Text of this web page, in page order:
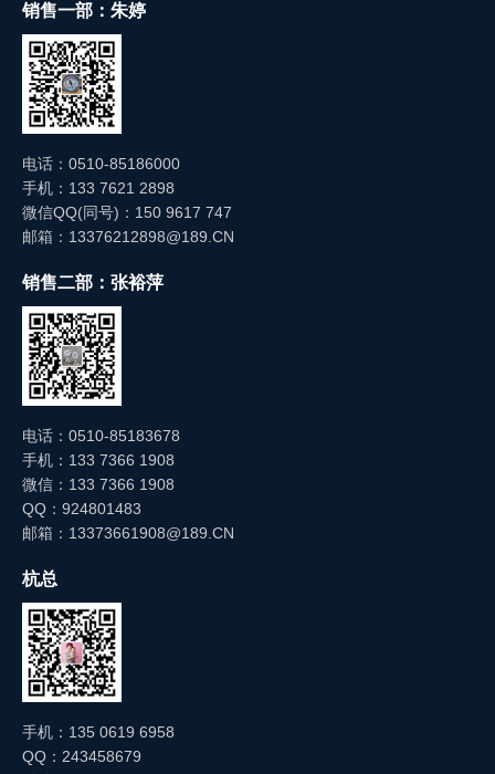
销售一部：朱婷
电话：0510-85186000
手机：133 7621 2898
微信QQ(同号)：150 9617 747
邮箱：13376212898@189.CN
销售二部：张裕萍
电话：0510-85183678
手机：133 7366 1908
微信：133 7366 1908
QQ：924801483
邮箱：13373661908@189.CN
杭总
手机：135 0619 6958
QQ：243458679